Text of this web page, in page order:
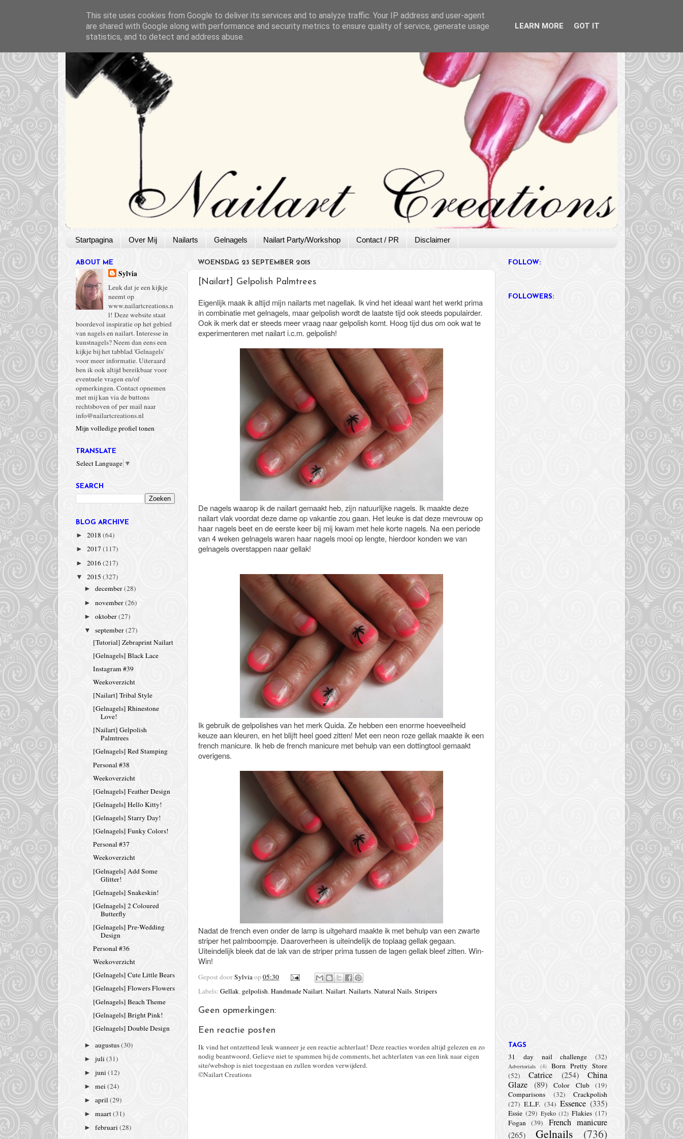
Startpagina Over Mij Nailarts Gelnagels Nailart Party/Workshop Contact / PR Disclaimer
WOENSDAG 23 SEPTEMBER 2015
[Nailart] Gelpolish Palmtrees
Eigenlijk maak ik altijd mijn nailarts met nagellak. Ik vind het ideaal want het werkt prima
in combinatie met gelnagels, maar gelpolish wordt de laatste tijd ook steeds populairder.
Ook ik merk dat er steeds meer vraag naar gelpolish komt. Hoog tijd dus om ook wat te
experimenteren met nailart i.c.m. gelpolish!
De nagels waarop ik de nailart gemaakt heb, zijn natuurlijke nagels. Ik maakte deze
nailart vlak voordat deze dame op vakantie zou gaan. Het leuke is dat deze mevrouw op
haar nagels beet en de eerste keer bij mij kwam met hele korte nagels. Na een periode
van 4 weken gelnagels waren haar nagels mooi op lengte, hierdoor konden we van
gelnagels overstappen naar gellak!
Ik gebruik de gelpolishes van het merk Quida. Ze hebben een enorme hoeveelheid
keuze aan kleuren, en het blijft heel goed zitten! Met een neon roze gellak maakte ik een
french manicure. Ik heb de french manicure met behulp van een dottingtool gemaakt
overigens.
Nadat de french even onder de lamp is uitgehard maakte ik met behulp van een zwarte
striper het palmboompje. Daaroverheen is uiteindelijk de toplaag gellak gegaan.
Uiteindelijk bleek dat de lak van de striper prima tussen de lagen gellak bleef zitten. Win-
Win!
Gepost doorSylviaop05:30
Labels: Gellak, gelpolish,Handmade Nailart,Nailart,Nailarts,Natural Nails,Stripers
Geen opmerkingen:
Een reactie posten
Ik vind het ontzettend leuk wanneer je een reactie achterlaat! Deze reacties worden altijd gelezen en zo
nodig beantwoord. Gelieve niet te spammen bij de comments, het achterlaten van een link naar eigen
site/webshop is niet toegestaan en zullen worden verwijderd.
©Nailart Creations
ABOUT ME
Sylvia
Leuk dat je een kijkje
neemt op
www.nailartcreations.n
l! Deze website staat
boordevol inspiratie op het gebied
van nagels en nailart. Interesse in
kunstnagels? Neem dan eens een
kijkje bij het tabblad 'Gelnagels'
voor meer informatie. Uiteraard
ben ik ook altijd bereikbaar voor
eventuele vragen en/of
opmerkingen. Contact opnemen
met mij kan via de buttons
rechtsboven of per mail naar
info@nailartcreations.nl
Mijn volledige profiel tonen
TRANSLATE
Select Language ▼
SEARCH
BLOG ARCHIVE
► 2018 (64)
► 2017 (117)
► 2016(217)
▼ 2015 (327)
►december(28)
►november(26)
►oktober(27)
▼september(27)
[Tutorial] Zebraprint Nailart
[Gelnagels] Black Lace
Instagram #39
Weekoverzicht
[Nailart] Tribal Style
[Gelnagels] Rhinestone
Love!
[Nailart] Gelpolish
Palmtrees
[Gelnagels] Red Stamping
Personal #38
Weekoverzicht
[Gelnagels] Feather Design
[Gelnagels] Hello Kitty!
[Gelnagels] Starry Day!
[Gelnagels] Funky Colors!
Personal #37
Weekoverzicht
[Gelnagels] Add Some
Glitter!
[Gelnagels] Snakeskin!
[Gelnagels] 2 Coloured
Butterfly
[Gelnagels] Pre-Wedding
Design
Personal #36
Weekoverzicht
[Gelnagels] Cute Little Bears
[Gelnagels] Flowers Flowers
[Gelnagels] Beach Theme
[Gelnagels] Bright Pink!
[Gelnagels] Double Design
►augustus(30)
►juli(31)
►juni(12)
►mei(24)
►april(29)
►maart(31)
►februari(28)
FOLLOW:
FOLLOWERS:
TAGS
31 day nail challenge (32)
Advertorials (4)
Born Pretty Store
(52)
Catrice (254)
China
Glaze (89) Color Club
(19)
Comparisons
(32)
Crackpolish
(27) E.L.F. (34) Essence (335)
Essie (29) Eyeko (12) Flakies (17)
Fogan (39)
French manicure
(265)
Gelnails (736)
This site uses cookies from Google to deliver its services and to analyze traffic. Your IP address and user-agent
are shared with Google along with performance and security metrics to ensure quality of service, generate usage
statistics, and to detect and address abuse.
LEARN MORE GOT IT